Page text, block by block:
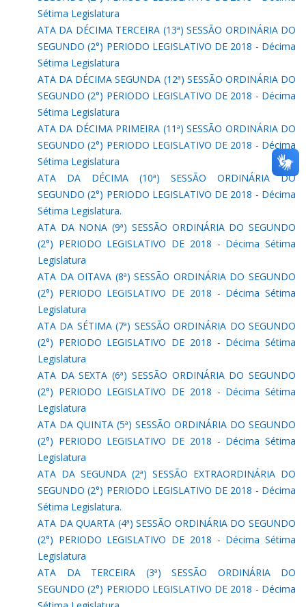
Sétima Legislatura
ATA DA DÉCIMA TERCEIRA (13ª) SESSÃO ORDINÁRIA DO
SEGUNDO (2°) PERIODO LEGISLATIVO DE 2018 - Décima
Sétima Legislatura
ATA DA DÉCIMA SEGUNDA (12ª) SESSÃO ORDINÁRIA DO
SEGUNDO (2°) PERIODO LEGISLATIVO DE 2018 - Décima
Sétima Legislatura
ATA DA DÉCIMA PRIMEIRA (11ª) SESSÃO ORDINÁRIA DO
SEGUNDO (2°) PERIODO LEGISLATIVO DE 2018 - Décima
Sétima Legislatura
ATA DA DÉCIMA (10ª) SESSÃO ORDINÁRIA DO
SEGUNDO (2°) PERIODO LEGISLATIVO DE 2018 - Décima
Sétima Legislatura.
ATA DA NONA (9ª) SESSÃO ORDINÁRIA DO SEGUNDO
(2°) PERIODO LEGISLATIVO DE 2018 - Décima Sétima
Legislatura
ATA DA OITAVA (8ª) SESSÃO ORDINÁRIA DO SEGUNDO
(2°) PERIODO LEGISLATIVO DE 2018 - Décima Sétima
Legislatura
ATA DA SÉTIMA (7ª) SESSÃO ORDINÁRIA DO SEGUNDO
(2°) PERIODO LEGISLATIVO DE 2018 - Décima Sétima
Legislatura
ATA DA SEXTA (6ª) SESSÃO ORDINÁRIA DO SEGUNDO
(2°) PERIODO LEGISLATIVO DE 2018 - Décima Sétima
Legislatura
ATA DA QUINTA (5ª) SESSÃO ORDINÁRIA DO SEGUNDO
(2°) PERIODO LEGISLATIVO DE 2018 - Décima Sétima
Legislatura
ATA DA SEGUNDA (2ª) SESSÃO EXTRAORDINÁRIA DO
SEGUNDO (2°) PERIODO LEGISLATIVO DE 2018 - Décima
Sétima Legislatura.
ATA DA QUARTA (4ª) SESSÃO ORDINÁRIA DO SEGUNDO
(2°) PERIODO LEGISLATIVO DE 2018 - Décima Sétima
Legislatura
ATA DA TERCEIRA (3ª) SESSÃO ORDINÁRIA DO
SEGUNDO (2°) PERIODO LEGISLATIVO DE 2018 - Décima